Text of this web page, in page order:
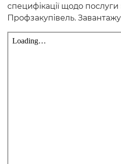
специфікації щодо послуги
Профзакупівель.